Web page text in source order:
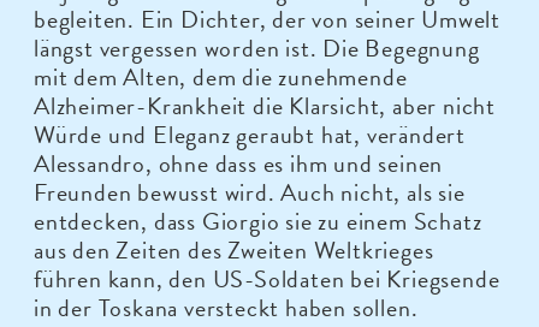
begleiten. Ein Dichter, der von seiner Umwelt
längst vergessen worden ist. Die Begegnung
mit dem Alten, dem die zunehmende
Alzheimer-Krankheit die Klarsicht, aber nicht
Würde und Eleganz geraubt hat, verändert
Alessandro, ohne dass es ihm und seinen
Freunden bewusst wird. Auch nicht, als sie
entdecken, dass Giorgio sie zu einem Schatz
aus den Zeiten des Zweiten Weltkrieges
führen kann, den US-Soldaten bei Kriegsende
in der Toskana versteckt haben sollen.